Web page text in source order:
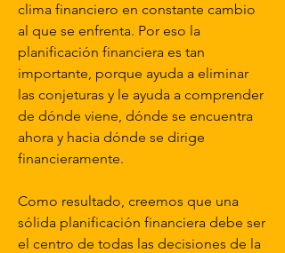
clima financiero en constante cambio
al que se enfrenta. Por eso la
planificación financiera es tan
importante, porque ayuda a eliminar
las conjeturas y le ayuda a comprender
de dónde viene, dónde se encuentra
ahora y hacia dónde se dirige
financieramente.
Como resultado, creemos que una
sólida planificación financiera debe ser
el centro de todas las decisiones de la